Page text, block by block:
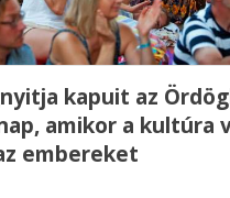
kapuit az
amikor a kultúra
embereket